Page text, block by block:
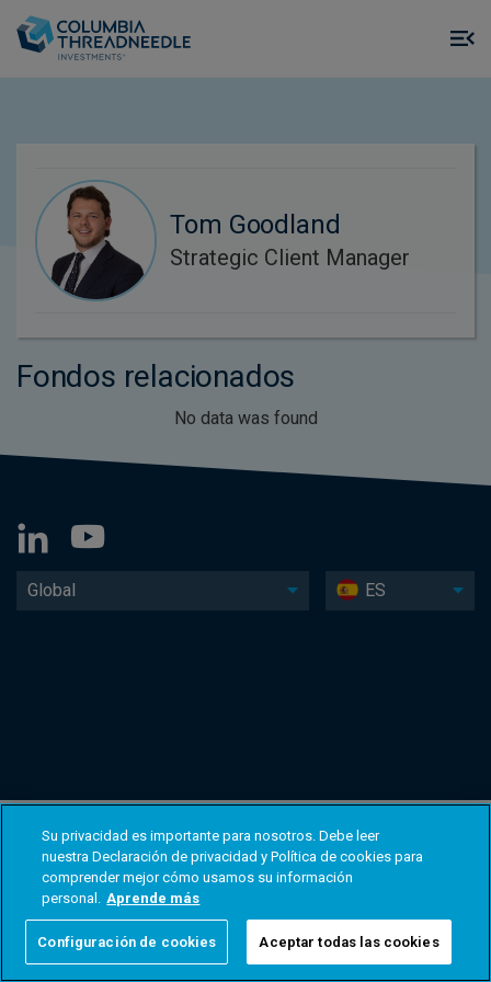
Tom Goodland
Strategic Client Manager
Fondos relacionados
No data was found
Global ES
Su privacidad es importante para nosotros. Debe leer
nuestra Declaración de privacidad y Política de cookies para
comprender mejor cómo usamos su información
personal. Aprende más
Configuración de cookies Aceptar todas las cookies